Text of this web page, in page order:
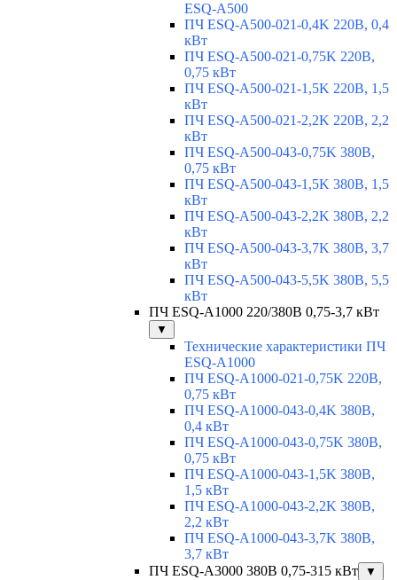
ESQ-A500
ПЧ ESQ-A500-021-0,4K 220В, 0,4
кВт
ПЧ ESQ-A500-021-0,75K 220В,
0,75 кВт
ПЧ ESQ-A500-021-1,5K 220В, 1,5
кВт
ПЧ ESQ-A500-021-2,2K 220В, 2,2
кВт
ПЧ ESQ-A500-043-0,75K 380В,
0,75 кВт
ПЧ ESQ-A500-043-1,5K 380В, 1,5
кВт
ПЧ ESQ-A500-043-2,2K 380В, 2,2
кВт
ПЧ ESQ-A500-043-3,7K 380В, 3,7
кВт
ПЧ ESQ-A500-043-5,5K 380В, 5,5
кВт
ПЧ ESQ-A1000 220/380В 0,75-3,7 кВт
▼
Технические характеристики ПЧ
ESQ-A1000
ПЧ ESQ-A1000-021-0,75K 220В,
0,75 кВт
ПЧ ESQ-A1000-043-0,4K 380В,
0,4 кВт
ПЧ ESQ-A1000-043-0,75K 380В,
0,75 кВт
ПЧ ESQ-A1000-043-1,5K 380В,
1,5 кВт
ПЧ ESQ-A1000-043-2,2K 380В,
2,2 кВт
ПЧ ESQ-A1000-043-3,7K 380В,
3,7 кВт
ПЧ ESQ-A3000 380В 0,75-315 кВт
▼